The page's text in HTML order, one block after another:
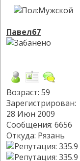
Павел67
Возраст: 59
Зарегистрирован:
28 Июн 2009
Сообщения: 6656
Откуда: Рязань